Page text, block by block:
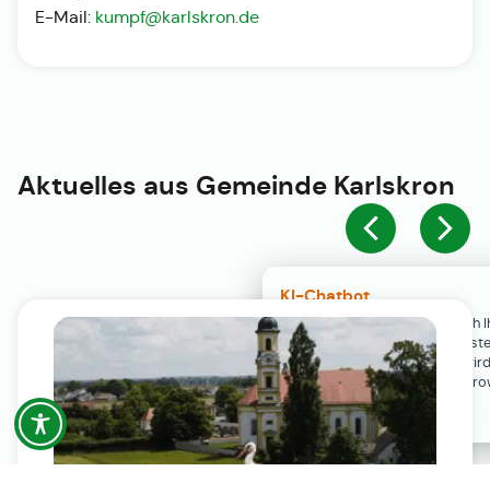
KI-Chatbot
Der KI-Chatbot steht erst nach
Einwilligung in den Cookie-
Verfügung. Der Chat-Verlauf
ausschließlich lokal in Ihrem
gespeichert.
E-Mail: kumpf@karlskron.de
Aktuelles aus Gemeinde Karlskron